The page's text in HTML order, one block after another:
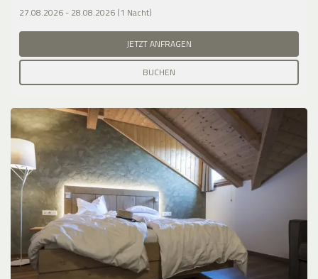
27.08.2026 - 28.08.2026 (1 Nacht)
JETZT ANFRAGEN
BUCHEN